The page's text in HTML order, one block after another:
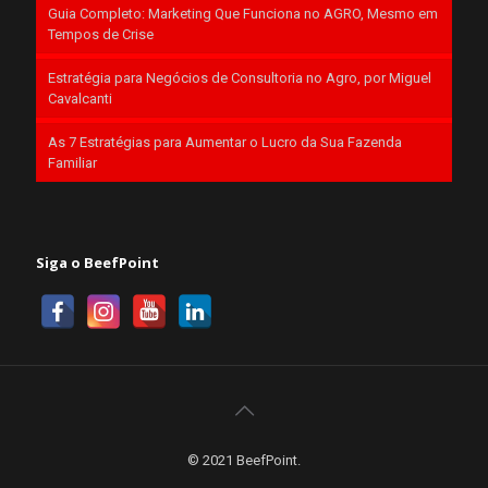
Guia Completo: Marketing Que Funciona no AGRO, Mesmo em
Tempos de Crise
Estratégia para Negócios de Consultoria no Agro, por Miguel
Cavalcanti
As 7 Estratégias para Aumentar o Lucro da Sua Fazenda
Familiar
Siga o BeefPoint
© 2021 BeefPoint.